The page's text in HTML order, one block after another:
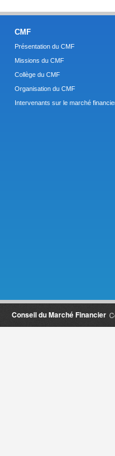
CMF
Présentation du CMF
Missions du CMF
Collège du CMF
Organisation du CMF
Intervenants sur le marché
Conseil du Marché Financier